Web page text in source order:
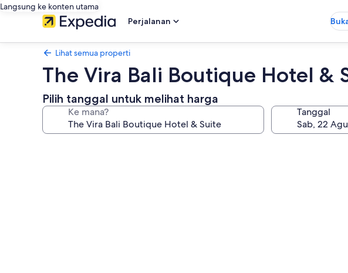
Langsung ke konten utama
Perjalanan
Lihat semua properti
The Vira Bali Boutique Hotel &
Pilih tanggal untuk melihat harga
Ke mana? Tanggal